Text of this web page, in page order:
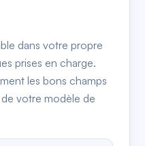
dans votre propre
prises en charge.
les bons champs
votre modèle de